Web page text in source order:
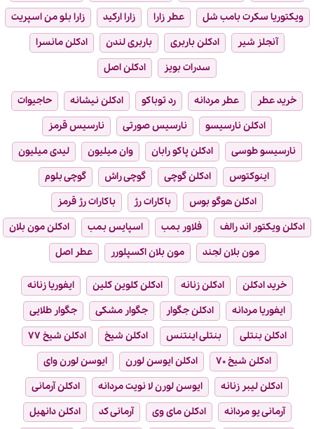
ویکتوریا سکرت بامب شل
عطر زارا زارا ارکید
زارا بلو من اسپریت
آنجلز شیر
ادکلن باربری باربری لندن
ادکلن مانسرا
سدرات بویز
ادکلن اصل
خرید عطر عطر مردانه رد توباکو ادکلن نیشانه
حاجیوات
ادکلن نارسیسو
نارسیس صورتی
نارسیس قرمز
نارسیسو طوسی
ادکلن پاکو رابان وان میلیون
لیدی میلیون
اینوکتوس
ادکلن گوچی گوچی راش
گوچی بلوم
ادکلن هوگو بوس
باکارات رژ
باکارات رژ قرمز
ادکلن ویکتور اند رالف
فلاور بمب اسپایس بمب
ادکلن مون بلان
مون بلان لجند
مون بلان اکسپلورر عطر اصل
خرید ادکلن ادکلن زنانه ادکلن کلوین کلین
ایفوریا زنانه
ایفوریا مردانه
ادکلن جگوار جگوار مشکی
جگوار طلایی
ادکلن بنتلی
بنتلی اینتنس ادکلن شیخ
ادکلن شیخ ۷۷
ادکلن شیخ ۷۰
ادکلن ایوسن لورن
ایوسن لورن وای
ادکلن لیبر زنانه
ایوسن لورن لا نویت مردانه
ادکلن آرمانی
آرمانی یو مردانه
ادکلن مای وی آرمانی کد
ادکلن دانهیل